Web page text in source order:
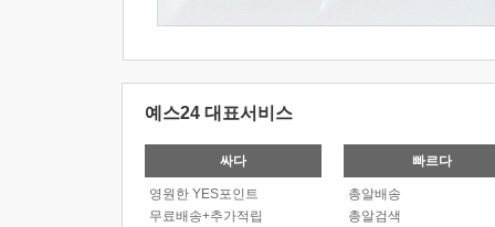
예스24 대표서비스
싸다
영원한 YES포인트
무료배송+추가적립
빠르다
총알배송
총알검색